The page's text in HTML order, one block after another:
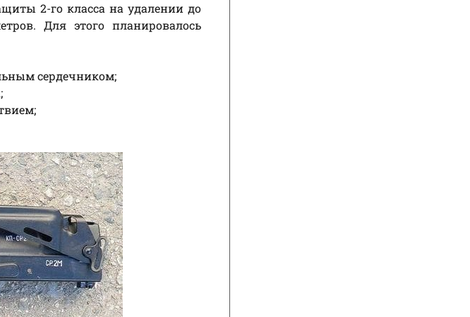
2-го класса на удалении до
Для этого планировалось
сердечником;